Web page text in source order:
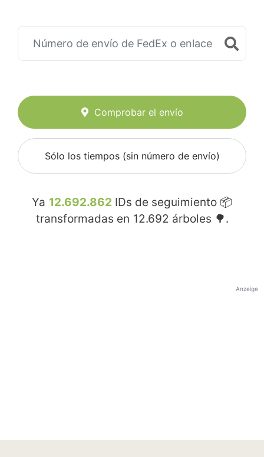
Comprobar el envío
Sólo los tiempos (sin número de envío)
Ya 12.692.862 IDs de seguimiento 📦
transformadas en 12.692 árboles 🌳.
Anzeige